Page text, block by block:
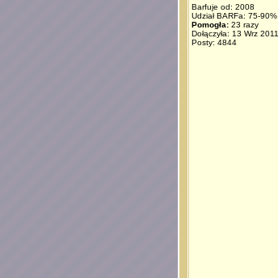
Barfuje od: 2008
Udział BARFa: 75-90%
Pomogła: 23 razy
Dołączyła: 13 Wrz 2011
Posty: 4844